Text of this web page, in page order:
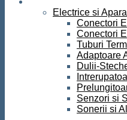
Electrice si
Conectori
Conectori
Tuburi
Adaptoare
Dulii-
Senzori si
Sonerii si